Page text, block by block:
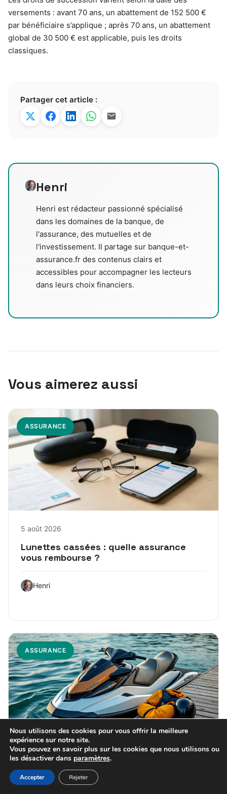
versements : avant 70 ans, un abattement de 152 500 €
par bénéficiaire s’applique ; après 70 ans, un abattement
global de 30 500 € est applicable, puis les droits
classiques.
Partager cet article :
Henri
Henri est rédacteur passionné spécialisé
dans les domaines de la banque, de
l'assurance, des mutuelles et de
l'investissement. Il partage sur banque-et-
assurance.fr des contenus clairs et
accessibles pour accompagner les lecteurs
dans leurs choix financiers.
Vous aimerez aussi
ASSURANCE
5 août 2026
Lunettes cassées : quelle assurance
vous rembourse ?
Henri
ASSURANCE
25 juillet 2026
Assurance jet ski : guide complet pour
bien protéger votre engin
Nous utilisons des cookies pour vous offrir la meilleure
expérience sur notre site.
Vous pouvez en savoir plus sur les cookies que nous utilisons ou
les désactiver dans paramètres.
Accepter Rejeter